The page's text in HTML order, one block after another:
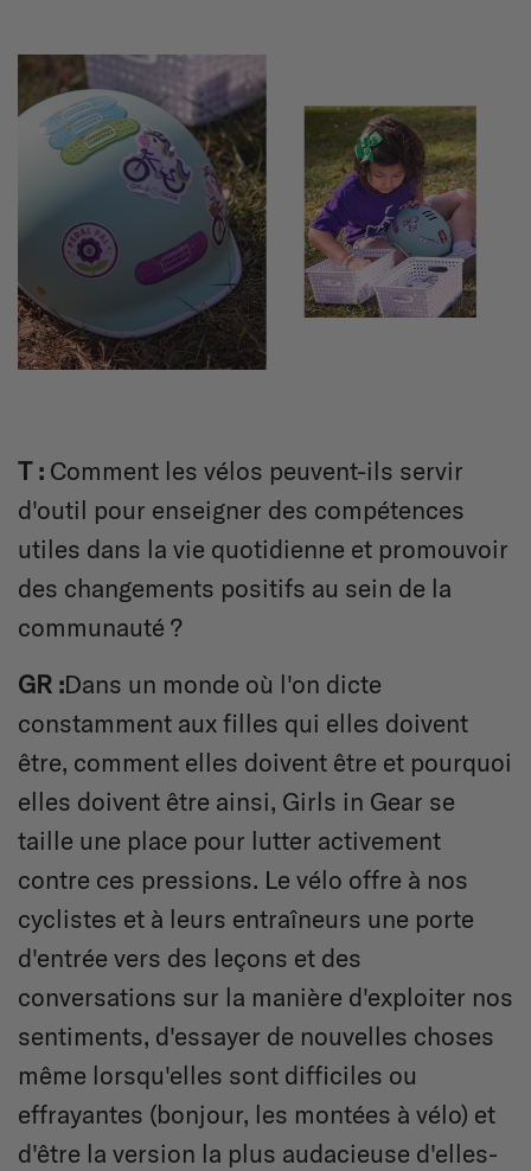
T : Comment les vélos peuvent-ils servir
d'outil pour enseigner des compétences
utiles dans la vie quotidienne et promouvoir
des changements positifs au sein de la
communauté ?
GR :Dans un monde où l'on dicte
constamment aux filles qui elles doivent
être, comment elles doivent être et pourquoi
elles doivent être ainsi, Girls in Gear se
taille une place pour lutter activement
contre ces pressions. Le vélo offre à nos
cyclistes et à leurs entraîneurs une porte
d'entrée vers des leçons et des
conversations sur la manière d'exploiter nos
sentiments, d'essayer de nouvelles choses
même lorsqu'elles sont difficiles ou
effrayantes (bonjour, les montées à vélo) et
d'être la version la plus audacieuse d'elles-